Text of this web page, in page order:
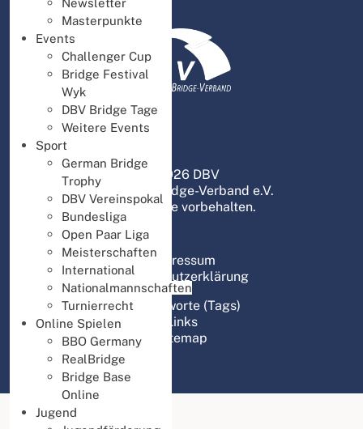
Newsletter
Masterpunkte
Events
Challenger Cup
Bridge Festival
Wyk
DBV Bridge Tage
Weitere Events
Sport
German Bridge
Trophy
DBV Vereinspokal
Bundesliga
Open Paar Liga
Meisterschaften
International
Nationalmannschaften
Turnierrecht
Online Spielen
BBO Germany
RealBridge
Bridge Base
Online
Jugend
© 2026 DBV
Deutscher Bridge-Verband e.V.
Alle Rechte vorbehalten.
Impressum
Datenschutzerklärung
Schlagworte (Tags)
Links
Sitemap